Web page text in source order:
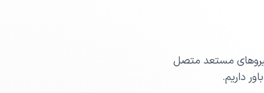
نیروهای مستعد متصل
داریم.